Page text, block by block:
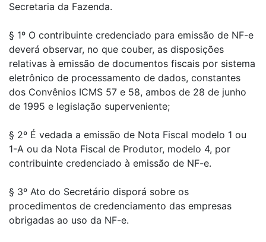
Secretaria da Fazenda.
§ 1º O contribuinte credenciado para emissão de NF-e
deverá observar, no que couber, as disposições
relativas à emissão de documentos fiscais por sistema
eletrônico de processamento de dados, constantes
dos Convênios ICMS 57 e 58, ambos de 28 de junho
de 1995 e legislação superveniente;
§ 2º É vedada a emissão de Nota Fiscal modelo 1 ou
1-A ou da Nota Fiscal de Produtor, modelo 4, por
contribuinte credenciado à emissão de NF-e.
§ 3º Ato do Secretário disporá sobre os
procedimentos de credenciamento das empresas
obrigadas ao uso da NF-e.